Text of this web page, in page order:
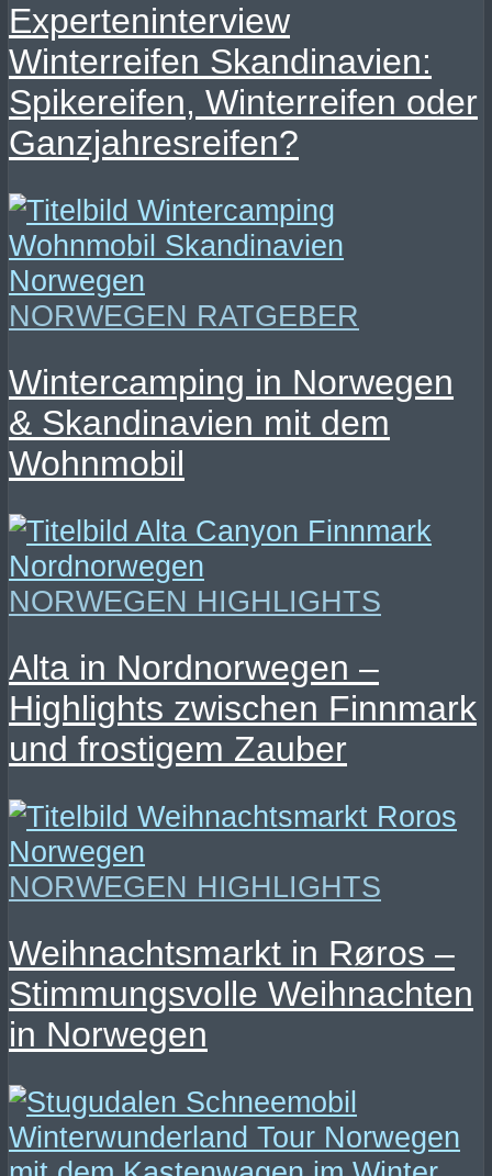
Experteninterview
Winterreifen Skandinavien:
Spikereifen, Winterreifen oder
Ganzjahresreifen?
NORWEGEN RATGEBER
Wintercamping in Norwegen
& Skandinavien mit dem
Wohnmobil
NORWEGEN HIGHLIGHTS
Alta in Nordnorwegen –
Highlights zwischen Finnmark
und frostigem Zauber
NORWEGEN HIGHLIGHTS
Weihnachtsmarkt in Røros –
Stimmungsvolle Weihnachten
in Norwegen